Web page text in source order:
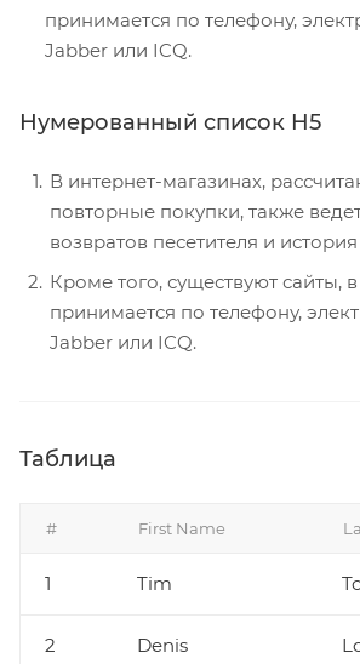
принимается по телефону,
Jabber или ICQ.
Нумерованный список H5
В интернет-магазинах,
повторные покупки, также
возвратов песетителя и
Кроме того, существуют сайты,
принимается по телефону,
Jabber или ICQ.
Таблица
# First Name
1 Tim
2 Denis